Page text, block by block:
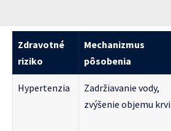
Zdravotné
riziko
Mechanizmus
pôsobenia
Hypertenzia
Zadržiavanie vody,
zvýšenie objemu krvi